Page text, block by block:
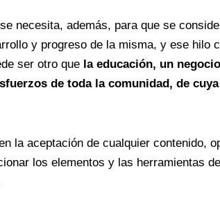
necesita, además, para que se
y progreso de la misma, y ese hilo
ser otro que la educación, un
de toda la comunidad, de
la aceptación de cualquier contenido,
los elementos y las herramientas